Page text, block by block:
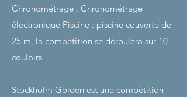
Chronométrage : Chronométrage
électronique Piscine : piscine couverte de
25 m, la compétition se déroulera sur 10
couloirs
Stockholm Golden est une compétition